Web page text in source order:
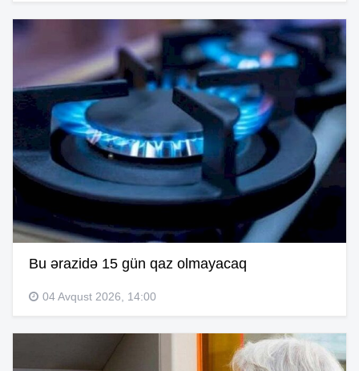
Bu ərazidə 15 gün qaz olmayacaq
04 Avqust 2026, 14:00